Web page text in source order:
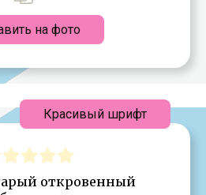
на фото
откровенный
Красивый шрифт